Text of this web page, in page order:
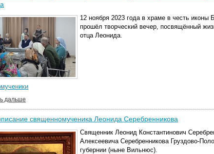
12 ноября 2023 года в храме в честь иконы
прошёл творческий вечер, посвящённый
отца Леонида.
дальше
священномученика Леонида Серебренникова
Священник Леонид Константинович
Алексеевича Серебренникова Груздово-
губернии (ныне Вильнюс).